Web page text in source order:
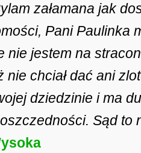
załamana jak
Pani Paulinka
nie jestem na
nie chciał dać ani
dziedzinie i ma
Sąd to